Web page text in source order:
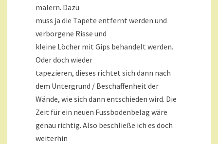
malern. Dazu
muss ja die Tapete entfernt werden und
verborgene Risse und
kleine Löcher mit Gips behandelt werden.
Oder doch wieder
tapezieren, dieses richtet sich dann nach
dem Untergrund / Beschaffenheit der
Wände, wie sich dann entschieden wird. Die
Zeit für ein neuen Fussbodenbelag wäre
genau richtig. Also beschließe ich es doch
weiterhin